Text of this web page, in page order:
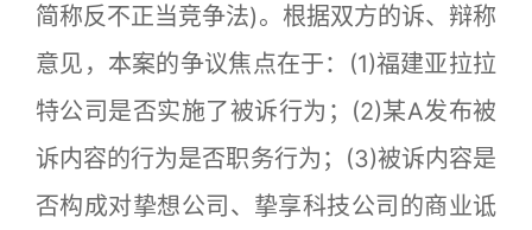
简称反不正当竞争法)。根据双方的诉、辩称
意见，本案的争议焦点在于：(1)福建亚拉拉
特公司是否实施了被诉行为；(2)某A发布被
诉内容的行为是否职务行为；(3)被诉内容是
否构成对挚想公司、挚享科技公司的商业诋